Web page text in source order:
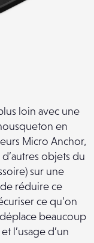
loin avec une
en
Micro Anchor,
objets du
sur une
de réduire ce
ce qu’on
beaucoup
l’usage d’un